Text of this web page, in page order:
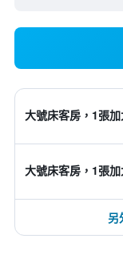
大號床客房，1張
大號床客房，1張
另